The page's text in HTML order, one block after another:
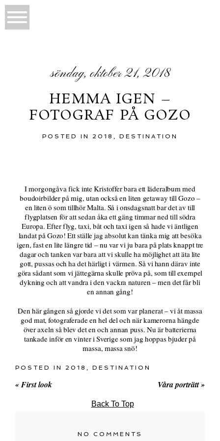
söndag, oktober 21, 2018
HEMMA IGEN –
FOTOGRAF PÅ GOZO
POSTED IN 2018 , DESTINATION
I morgongåva fick inte Kristoffer bara ett läderalbum med
boudoirbilder på mig, utan också en liten getaway till Gozo –
en liten ö som tillhör Malta. Så i onsdagsnatt bar det av till
flygplatsen för att sedan åka ett gäng timmar ned till södra
Europa. Efter flyg, taxi, båt och taxi igen så hade vi äntligen
landat på Gozo! Ett ställe jag absolut kan tänka mig att besöka
igen, fast en lite längre tid – nu var vi ju bara på plats knappt tre
dagar och tanken var bara att vi skulle ha möjlighet att äta lite
gott, pussas och ha det härligt i värmen. Så vi hann därav inte
göra sådant som vi jättegärna skulle pröva på, som till exempel
dykning och att vandra i den vackra naturen – men det får bli
en annan gång!
Den här gången så gjorde vi det som var planerat – vi åt massa
god mat, fotograferade en hel del och när kamerorna hängde
över axeln så blev det en och annan puss. Nu är batterierna
tankade inför en vinter i Sverige som jag hoppas bjuder på
massa, massa snö!
POSTED IN 2018 ,DESTINATION
«First look Våra porträtt»
Back To Top
NO COMMENTS